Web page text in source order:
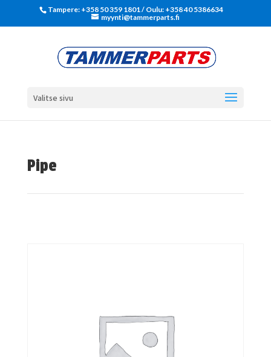
Tampere: +358 50 359 1801‬ / Oulu: +358 40 5386634
myynti@tammerparts.fi
Valitse sivu
Pipe